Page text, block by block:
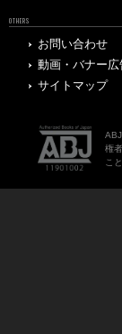
OTHERS
お問い合わせ
動画・バナー広
サイトマップ
権
こ